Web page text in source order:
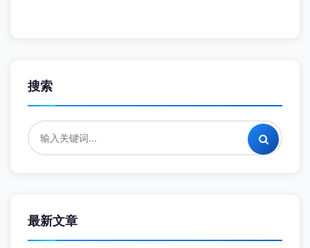
搜索
最新文章